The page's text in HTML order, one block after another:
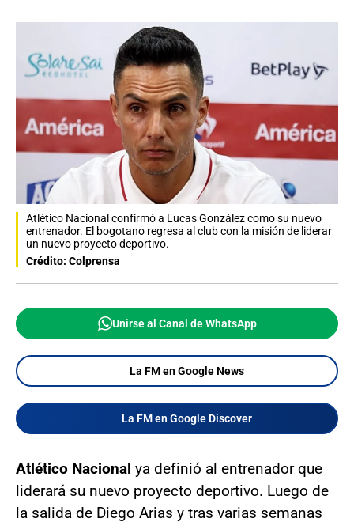
Atlético Nacional confirmó a Lucas González como su nuevo
entrenador. El bogotano regresa al club con la misión de liderar
un nuevo proyecto deportivo.
Crédito: Colprensa
Unirse al Canal de WhatsApp
La FM en Google News
La FM en Google Discover
Atlético Nacional ya definió al entrenador que
liderará su nuevo proyecto deportivo. Luego de
la salida de Diego Arias y tras varias semanas